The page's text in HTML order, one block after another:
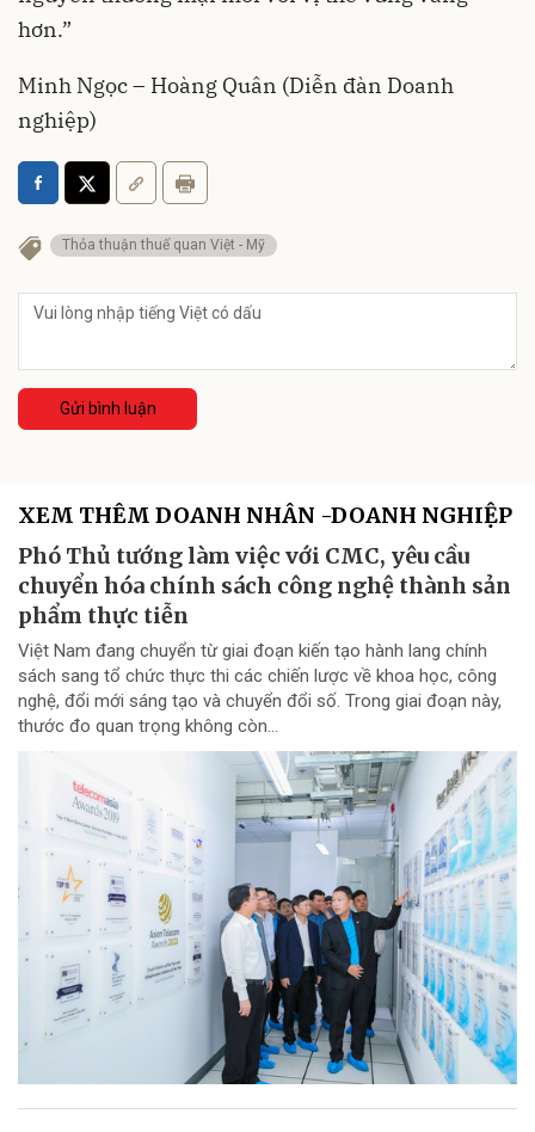
hơn.”
Minh Ngọc – Hoàng Quân (Diễn đàn Doanh
nghiệp)
Thỏa thuận thuế quan Việt - Mỹ
Gửi bình luận
XEM THÊM DOANH NHÂN -DOANH NGHIỆP
Phó Thủ tướng làm việc với CMC, yêu cầu
chuyển hóa chính sách công nghệ thành sản
phẩm thực tiễn
Việt Nam đang chuyển từ giai đoạn kiến tạo hành lang chính
sách sang tổ chức thực thi các chiến lược về khoa học, công
nghệ, đổi mới sáng tạo và chuyển đổi số. Trong giai đoạn này,
thước đo quan trọng không còn...